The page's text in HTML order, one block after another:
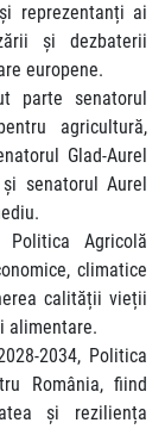
reprezentanți ai
și dezbaterii
europene.
parte senatorul
agricultură,
Glad-Aurel
senatorul Aurel
Agricolă
climatice
calității vieții
alimentare.
2034, Politica
România, fiind
și reziliența